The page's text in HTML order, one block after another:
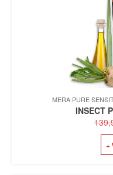
MERA PURE
INSECT
+